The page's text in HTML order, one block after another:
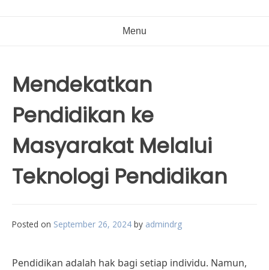
Menu
Mendekatkan
Pendidikan ke
Masyarakat Melalui
Teknologi Pendidikan
Posted on September 26, 2024 by admindrg
Pendidikan adalah hak bagi setiap individu. Namun,